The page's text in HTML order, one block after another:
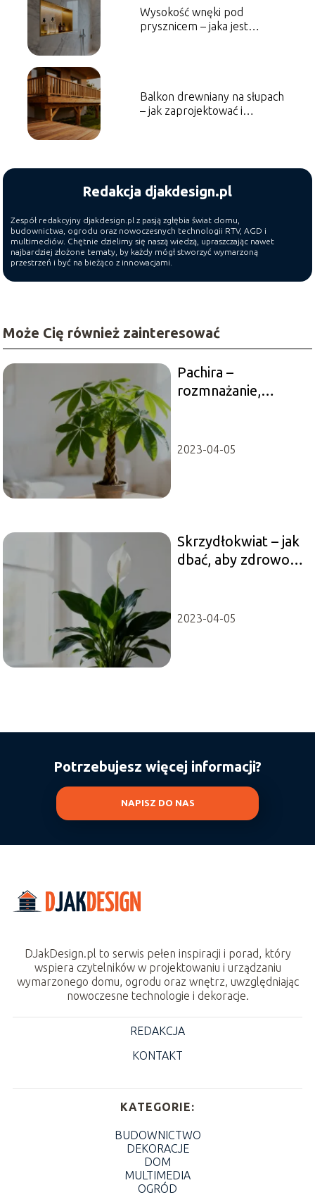
Wysokość wnęki pod
prysznicem – jaka jest
Balkon drewniany na słupach
– jak zaprojektować i
Redakcja djakdesign.pl
Zespół redakcyjny djakdesign.pl z pasją zgłębia świat domu,
budownictwa, ogrodu oraz nowoczesnych technologii RTV, AGD i
multimediów. Chętnie dzielimy się naszą wiedzą, upraszczając nawet
najbardziej złożone tematy, by każdy mógł stworzyć wymarzoną
przestrzeń i być na bieżąco z innowacjami.
Może Cię również zainteresować
Pachira –
rozmnażanie,
2023-04-05
Skrzydłokwiat – jak
dbać, aby zdrowo
2023-04-05
Potrzebujesz więcej informacji?
NAPISZ DO NAS
DJakDesign.pl to serwis pełen inspiracji i porad, który
wspiera czytelników w projektowaniu i urządzaniu
wymarzonego domu, ogrodu oraz wnętrz, uwzględniając
nowoczesne technologie i dekoracje.
REDAKCJA
KONTAKT
KATEGORIE:
BUDOWNICTWO
DEKORACJE
DOM
MULTIMEDIA
OGRÓD